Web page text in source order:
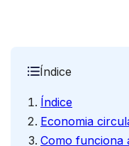
Índice
Índice
Economia
Como funciona